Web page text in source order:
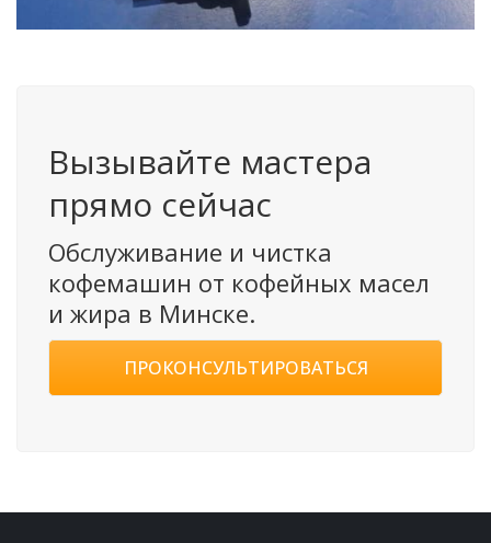
Вызывайте мастера
прямо сейчас
Обслуживание и чистка
кофемашин от кофейных масел
и жира в Минске.
ПРОКОНСУЛЬТИРОВАТЬСЯ